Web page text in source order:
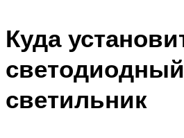
Куда
светодиодный
светильник